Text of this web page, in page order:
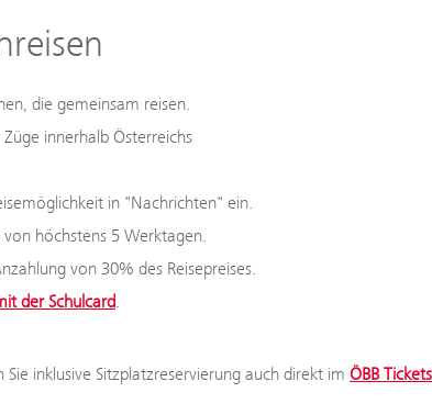
die gemeinsam reisen.
innerhalb Österreichs
in "Nachrichten" ein.
höchstens 5 Werktagen.
von 30% des Reisepreises.
der Schulcard.
inklusive Sitzplatzreservierung auch direkt im ÖBB